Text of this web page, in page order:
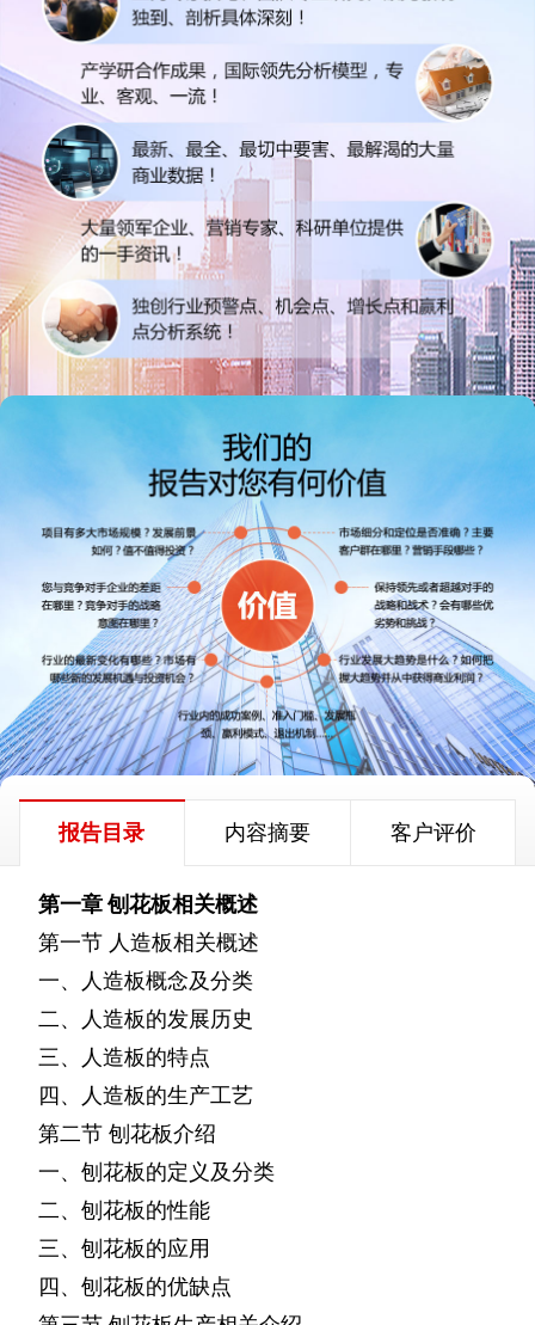
报告目录 内容摘要 客户评价
第一章刨花板相关概述
第一节 人造板相关概述
一、人造板概念及分类
二、人造板的发展历史
三、人造板的特点
四、人造板的生产工艺
第二节 刨花板介绍
一、刨花板的定义及分类
二、刨花板的性能
三、刨花板的应用
四、刨花板的优缺点